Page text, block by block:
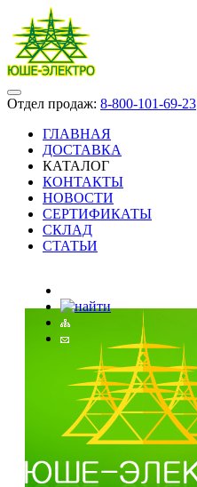
Отдел продаж: 8-800-101-69-23
ГЛАВНАЯ
ДОСТАВКА
КАТАЛОГ
КОНТАКТЫ
НОВОСТИ
СЕРТИФИКАТЫ
СКЛАД
СТАТЬИ